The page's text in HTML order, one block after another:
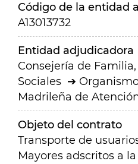
Código de la entidad
A13013732
Entidad adjudicadora
Consejería de
Sociales
Madrileña de
Objeto del contrato
Transporte de
Mayores adscritos a